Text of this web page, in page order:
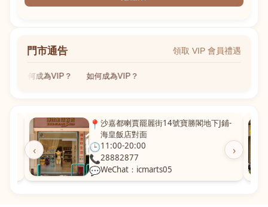
門市通告 領取 VIP 會員禮遇
如何成為VIP？ 如何成為VIP？
‹ ›
📍 沙嘉都喇賈罷麗街14號寶勝閣地下J鋪-
海皇飯店對面
🕒11:00-20:00
📞28882877
💬WeChat：icmarts05